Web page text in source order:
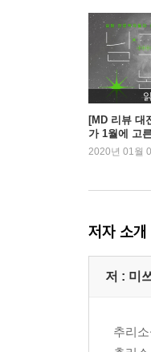
17장 / 금줄
18장 / 갱
19장 / 수기
20장 / 검
종장
옮긴이의 말
주요 참고
[MD 리뷰 대
가 1월에 고
2020년 01월
저자 소개
저 : 미
추리